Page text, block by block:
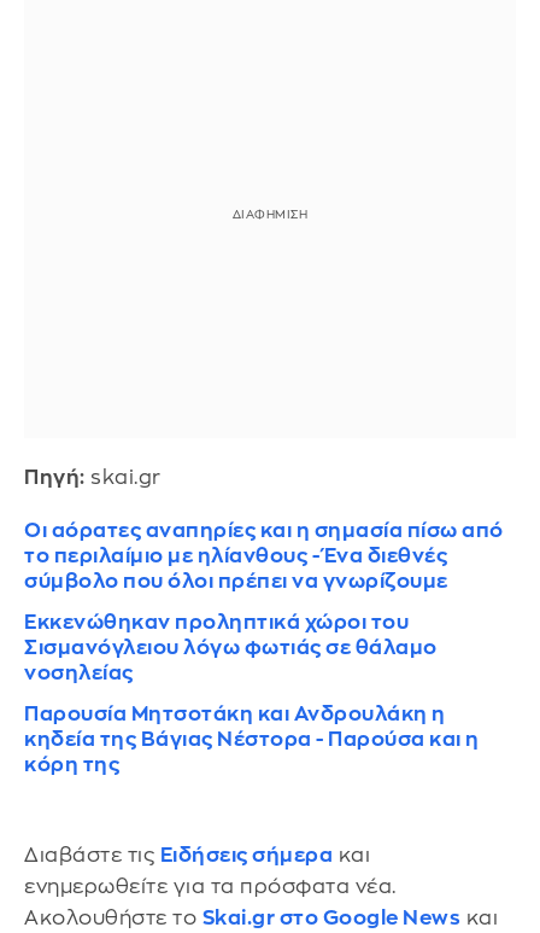
Πηγή: skai.gr
Οι αόρατες αναπηρίες και η σημασία πίσω από
το περιλαίμιο με ηλίανθους - Ένα διεθνές
σύμβολο που όλοι πρέπει να γνωρίζουμε
Εκκενώθηκαν προληπτικά χώροι του
Σισμανόγλειου λόγω φωτιάς σε θάλαμο
νοσηλείας
Παρουσία Μητσοτάκη και Ανδρουλάκη η
κηδεία της Βάγιας Νέστορα - Παρούσα και η
κόρη της
Διαβάστε τις Ειδήσεις σήμερα και
ενημερωθείτε για τα πρόσφατα νέα.
Ακολουθήστε το Skai.gr στο Google News και